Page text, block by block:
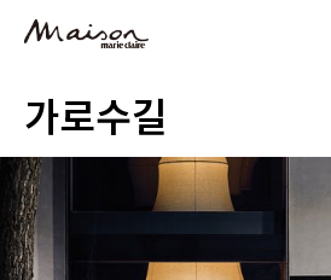
content
가로수길